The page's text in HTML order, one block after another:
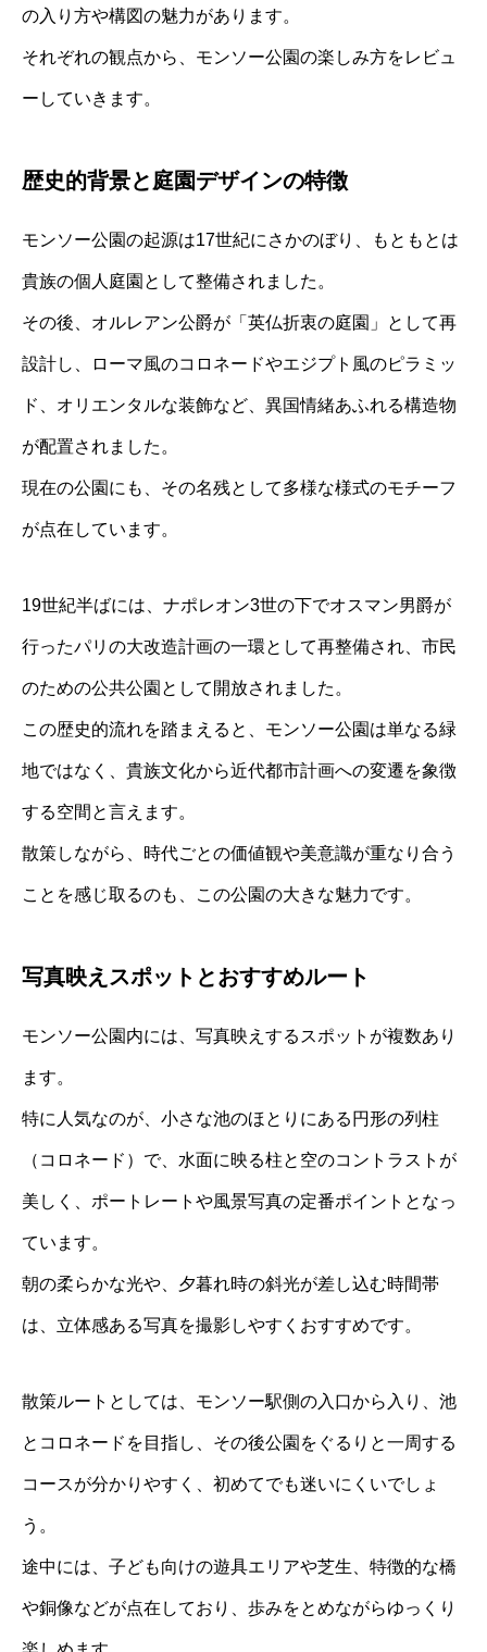
の入り方や構図の魅力があります。
それぞれの観点から、モンソー公園の楽しみ方をレビュ
ーしていきます。
歴史的背景と庭園デザインの特徴
モンソー公園の起源は17世紀にさかのぼり、もともとは
貴族の個人庭園として整備されました。
その後、オルレアン公爵が「英仏折衷の庭園」として再
設計し、ローマ風のコロネードやエジプト風のピラミッ
ド、オリエンタルな装飾など、異国情緒あふれる構造物
が配置されました。
現在の公園にも、その名残として多様な様式のモチーフ
が点在しています。
19世紀半ばには、ナポレオン3世の下でオスマン男爵が
行ったパリの大改造計画の一環として再整備され、市民
のための公共公園として開放されました。
この歴史的流れを踏まえると、モンソー公園は単なる緑
地ではなく、貴族文化から近代都市計画への変遷を象徴
する空間と言えます。
散策しながら、時代ごとの価値観や美意識が重なり合う
ことを感じ取るのも、この公園の大きな魅力です。
写真映えスポットとおすすめルート
モンソー公園内には、写真映えするスポットが複数あり
ます。
特に人気なのが、小さな池のほとりにある円形の列柱
（コロネード）で、水面に映る柱と空のコントラストが
美しく、ポートレートや風景写真の定番ポイントとなっ
ています。
朝の柔らかな光や、夕暮れ時の斜光が差し込む時間帯
は、立体感ある写真を撮影しやすくおすすめです。
散策ルートとしては、モンソー駅側の入口から入り、池
とコロネードを目指し、その後公園をぐるりと一周する
コースが分かりやすく、初めてでも迷いにくいでしょ
う。
途中には、子ども向けの遊具エリアや芝生、特徴的な橋
や銅像などが点在しており、歩みをとめながらゆっくり